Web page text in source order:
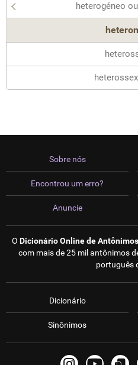
heterogéneo
Sobre nós
Encontrou um erro?
Anuncie
O Dicionário Online de Antônimos
com mais de 25 mil antônimos
português
Dicionário
Sinônimos